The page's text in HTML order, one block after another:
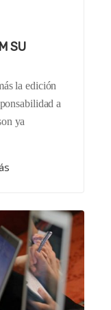
SU
la edición
a
ya